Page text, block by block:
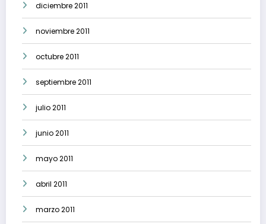
diciembre 2011
noviembre 2011
octubre 2011
septiembre 2011
julio 2011
junio 2011
mayo 2011
abril 2011
marzo 2011